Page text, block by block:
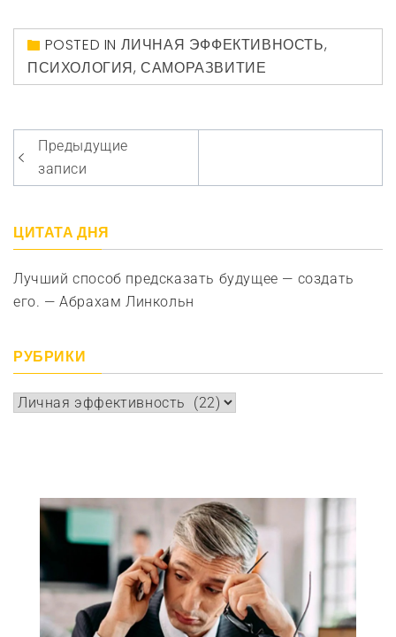
POSTED IN ЛИЧНАЯ ЭФФЕКТИВНОСТЬ,
ПСИХОЛОГИЯ,САМОРАЗВИТИЕ
Навигация
по
Предыдущие
записи
ЦИТАТА ДНЯ
Лучший способ предсказать будущее — создать
его. — Абрахам Линкольн
РУБРИКИ
Рубрики